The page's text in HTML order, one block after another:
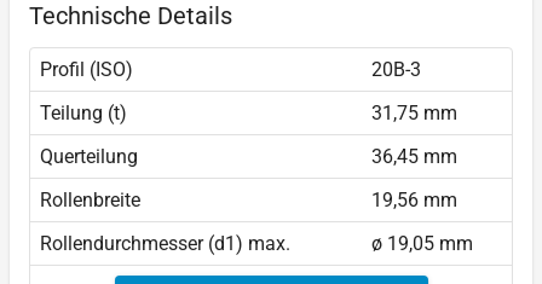
Technische Details
Profil (ISO)
20B-3
Teilung (t)
31,75 mm
Querteilung
36,45 mm
Rollenbreite
19,56 mm
Rollendurchmesser (d1) max.
ø 19,05 mm